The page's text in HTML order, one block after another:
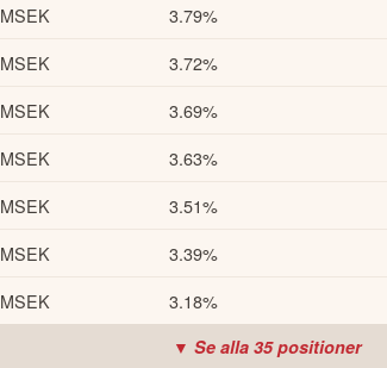
3.79%
3.72%
3.69%
3.63%
3.51%
3.39%
3.18%
▼ Se alla 35positioner